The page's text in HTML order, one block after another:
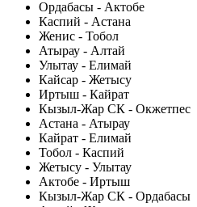
Ордабасы - Актобе
Каспий - Астана
Женис - Тобол
Атырау - Алтай
Улытау - Елимай
Кайсар - Жетысу
Иртыш - Кайрат
Кызыл-Жар СК - Окжетпес
Астана - Атырау
Кайрат - Елимай
Тобол - Каспий
Жетысу - Улытау
Актобе - Иртыш
Кызыл-Жар СК - Ордабасы